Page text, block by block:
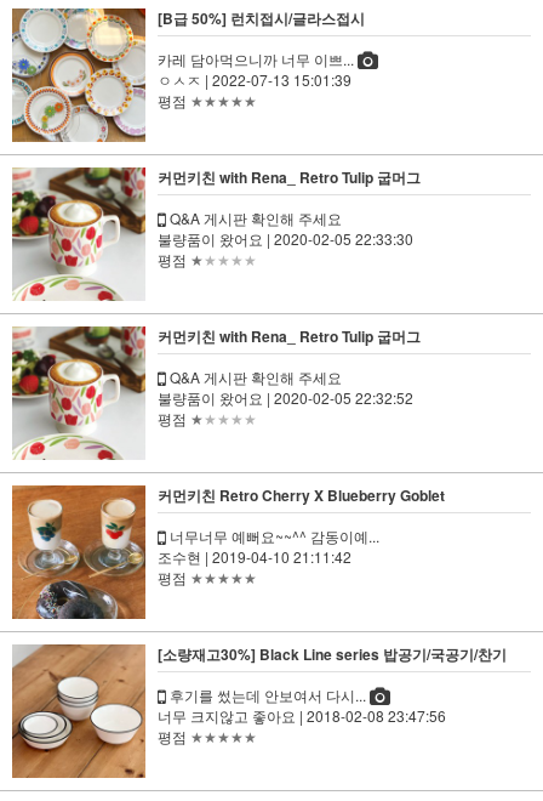
[B급 50%] 런치접시/글라스접시
카레 담아먹으니까 너무 이쁘...
ㅇㅅㅈ | 2022-07-13 15:01:39
평점 ★★★★★
커먼키친 with Rena_ Retro Tulip 굽머그
Q&A 게시판 확인해 주세요
불량품이 왔어요 | 2020-02-05 22:33:30
평점 ★★★★★
커먼키친 with Rena_ Retro Tulip 굽머그
Q&A 게시판 확인해 주세요
불량품이 왔어요 | 2020-02-05 22:32:52
평점 ★★★★★
커먼키친 Retro Cherry X Blueberry Goblet
너무너무 예뻐요~~^^ 감동이예...
조수현 | 2019-04-10 21:11:42
평점 ★★★★★
[소량재고30%] Black Line series 밥공기/국공기/찬기
후기를 썼는데 안보여서 다시...
너무 크지않고 좋아요 | 2018-02-08 23:47:56
평점 ★★★★★